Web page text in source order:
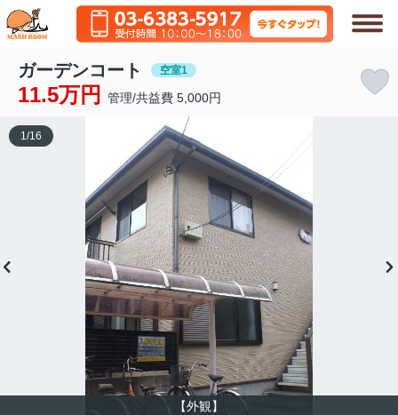
ガーデンコート 空室1
11.5万円 管理/共益費 5,000円
【外観】
1 /16